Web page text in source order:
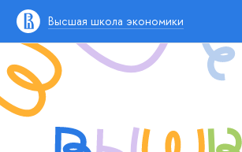
Высшая школа экономики